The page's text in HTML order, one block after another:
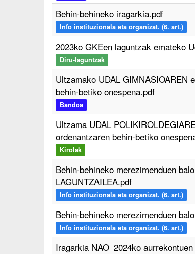
Behin-behineko iragarkia.pdf
Info instituzionala eta organizat. (6. art.)
2023ko GKEen laguntzak emateko
Diru-laguntzak
Ultzamako UDAL GIMNASIOAREN
behin-betiko onespena.pdf
Bandoa
Ultzama UDAL
ordenantzaren behin-betiko
Kirolak
Behin-behineko merezimenduen
LAGUNTZAILEA.pdf
Info instituzionala eta organizat. (6. art.)
Behin-behineko merezimenduen
Info instituzionala eta organizat. (6. art.)
Iragarkia NAO_2024ko